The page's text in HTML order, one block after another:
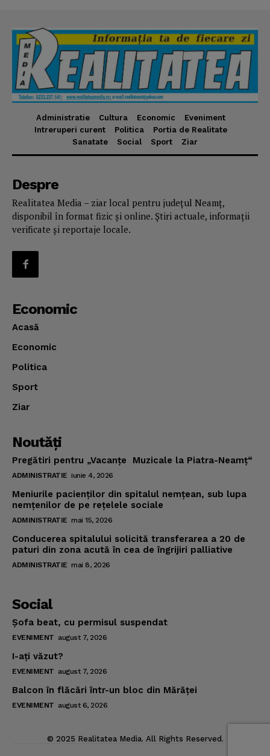
Administratie Cultura Economic
Eveniment
Intreruperi curent
Politica
Portia de Realitate
Sanatate
Social Sport Ziar
Despre
Realitatea Media – ziar local pentru județul Neamț,
disponibil în format fizic și online. Știri actuale, informații
verificate și reportaje locale.
Economic
Acasă
Economic
Politica
Sport
Ziar
Noutăţi
Pregătiri pentru „Vacanţe Muzicale la Piatra-Neamţ“
ADMINISTRATIE iunie 4, 2026
Meniurile pacienţilor din spitalul nemţean, sub lupa
nemţenilor de pe reţelele sociale
ADMINISTRATIE mai 15, 2026
Conducerea spitalului solicită transferarea a 20 de
paturi din zona acută în cea de îngrijiri palliative
ADMINISTRATIE mai 8, 2026
Social
Şofa beat, cu permisul suspendat
EVENIMENT august 7, 2026
I-aţi văzut?
EVENIMENT august 7, 2026
Balcon în flăcări într-un bloc din Mărăţei
EVENIMENT august 6, 2026
© 2025 Realitatea Media. All Rights Reserved.